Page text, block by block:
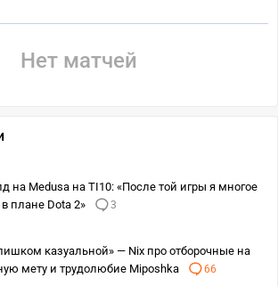
Нет матчей
на Medusa на TI10: «После той игры я многое
плане Dota 2»
3
казуальной» — Nix про отборочные на
мету и трудолюбие Miposhka
66